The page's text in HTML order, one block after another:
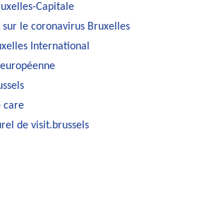
Capitale
sur le coronavirus Bruxelles
International
care
de visit.brussels